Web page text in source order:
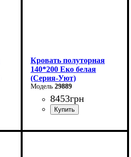
Кровать полуторная
140*200 Еко белая
(Серия-Уют)
29889
8453грн
Ширина: 144 см